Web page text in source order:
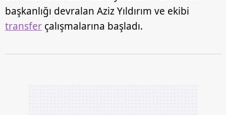
başkanlığı devralan Aziz Yıldırım ve ekibi
transfer çalışmalarına başladı.